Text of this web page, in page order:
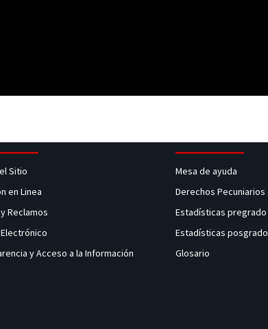
Sitio
en Linea
Reclamos
y Acceso a la Información
Mesa de ayuda
Derechos Pecuniarios
Estadísticas pregrado
Estadísticas posgrado
Glosario